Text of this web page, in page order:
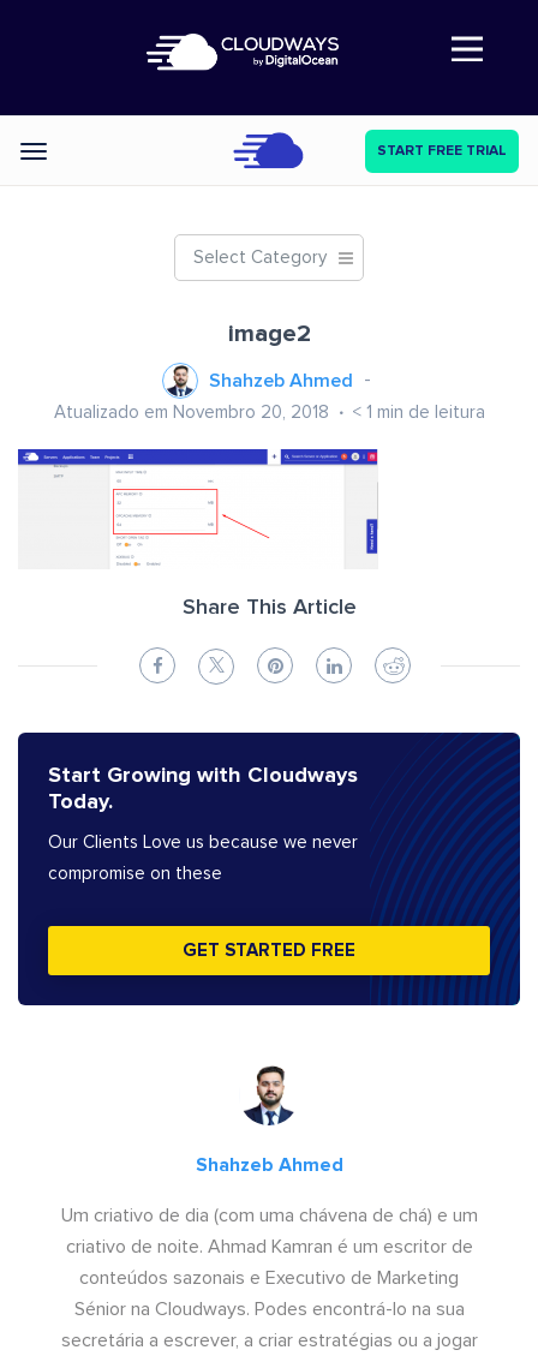
Abre a navegação
Categories START FREE TRIAL
Select Category
image2
Shahzeb Ahmed
Atualizado em Novembro 20, 2018 < 1 min de leitura
Share This Article
Start Growing with Cloudways
Today.
Our Clients Love us because we never
compromise on these
GET STARTED FREE
Shahzeb Ahmed
Um criativo de dia (com uma chávena de chá) e um
criativo de noite. Ahmad Kamran é um escritor de
conteúdos sazonais e Executivo de Marketing
Sénior na Cloudways. Podes encontrá-lo na sua
secretária a escrever, a criar estratégias ou a jogar